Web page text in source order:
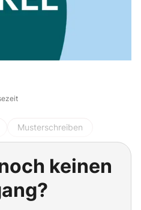
Musterschreiben
keinen